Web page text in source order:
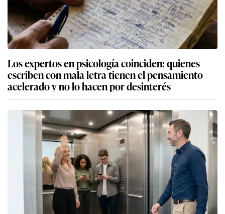
Los expertos en psicología coinciden: quienes
escriben con mala letra tienen el pensamiento
acelerado y no lo hacen por desinterés